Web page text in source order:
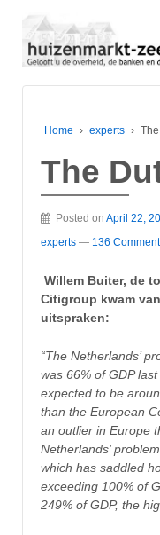
Home › experts ›
The
Posted on April 22,
experts — 136
Willem Buiter, de
Citigroup kwam
uitspraken:
“The Netherlands’
was 66% of GDP
expected to be
than the European
an outlier in Europe
Netherlands’
which has saddled
exceeding 100% of
249% of GDP, the